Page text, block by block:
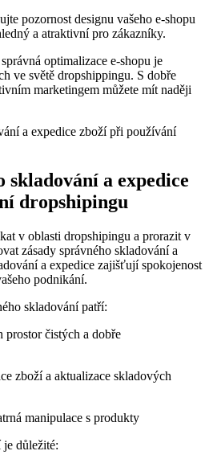
pozornost designu vašeho e-shopu
a atraktivní pro zákazníky.
optimalizace e-shopu je
ve světě dropshippingu. S dobře
marketingem můžete mít naději
skladování a expedice
dropshipingu
v oblasti dropshipingu a prorazit v
zásady správného skladování a
a expedice zajišťují spokojenost
podnikání.
skladování patří:
čistých a dobře
zboží a aktualizace skladových
manipulace s produkty
je důležité: